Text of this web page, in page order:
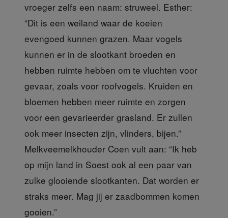
vroeger zelfs een naam: struweel. Esther:
“Dit is een weiland waar de koeien
evengoed kunnen grazen. Maar vogels
kunnen er in de slootkant broeden en
hebben ruimte hebben om te vluchten voor
gevaar, zoals voor roofvogels. Kruiden en
bloemen hebben meer ruimte en zorgen
voor een gevarieerder grasland. Er zullen
ook meer insecten zijn, vlinders, bijen.”
Melkveemelkhouder Coen vult aan: “Ik heb
op mijn land in Soest ook al een paar van
zulke glooiende slootkanten. Dat worden er
straks meer. Mag jij er zaadbommen komen
gooien.”